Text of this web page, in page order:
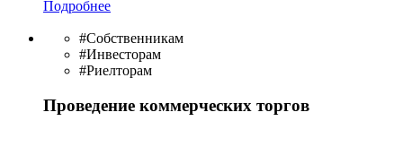
Подробнее
#Собственникам
#Инвесторам
#Риелторам
Проведение коммерческих торгов